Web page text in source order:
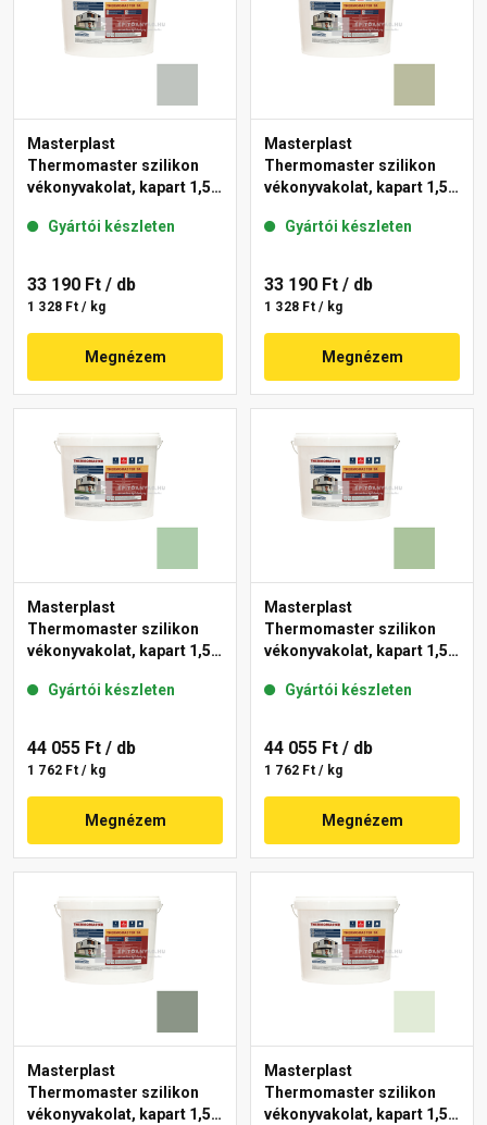
Masterplast
Thermomaster szilikon
vékonyvakolat, kapart 1,5
Gyártói készleten
33 190 Ft / db
1 328 Ft / kg
Megnézem
Masterplast
Thermomaster szilikon
vékonyvakolat, kapart 1,5
Gyártói készleten
33 190 Ft / db
1 328 Ft / kg
Megnézem
Masterplast
Thermomaster szilikon
vékonyvakolat, kapart 1,5
Gyártói készleten
44 055 Ft / db
1 762 Ft / kg
Megnézem
Masterplast
Thermomaster szilikon
vékonyvakolat, kapart 1,5
Gyártói készleten
44 055 Ft / db
1 762 Ft / kg
Megnézem
Masterplast
Thermomaster szilikon
vékonyvakolat, kapart 1,5
Masterplast
Thermomaster szilikon
vékonyvakolat, kapart 1,5